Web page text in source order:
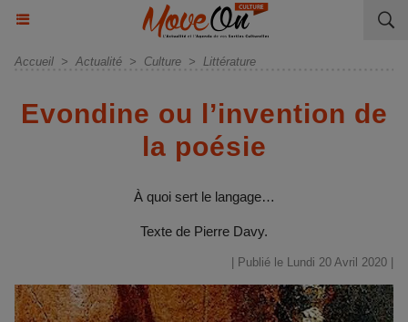
Accueil > Actualité > Culture > Littérature
Evondine ou l’invention de
la poésie
À quoi sert le langage…
Texte de Pierre Davy.
| Publié le Lundi 20 Avril 2020 |